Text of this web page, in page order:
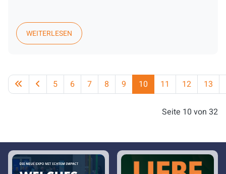
WEITERLESEN
Seite 10 von 32
5 6 7 8 9 10 11 12 13